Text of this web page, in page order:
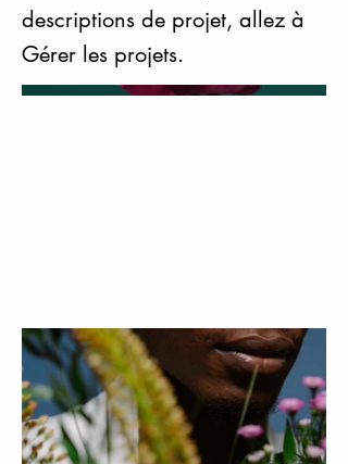
descriptions de projet, allez à
Gérer les projets.